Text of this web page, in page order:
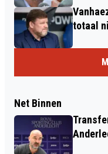
totaal
Net Binnen